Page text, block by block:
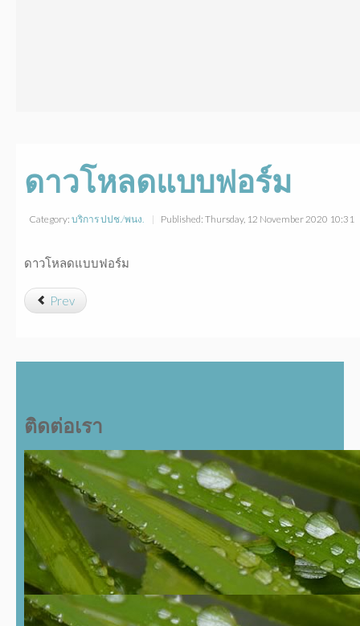
ดาวโหลดแบบฟอร์ม
Category: บริการ ปปช./พนง. Published: Thursday, 12 November 2020 10:31
ดาวโหลดแบบฟอร์ม
Prev
ติดต่อเรา